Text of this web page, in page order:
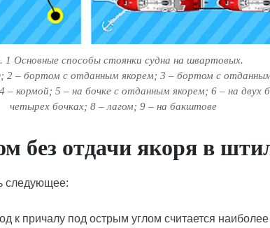
1 Основные способы стоянки судна на швартовых.
2 – бортом с отданным якорем; 3 – бортом с
– кормой; 5 – на бочке с отданным якорем; 6 – на двух
четырех бочках; 8 – лагом; 9 – на бакштове
без отдачи якоря в
следующее:
к причалу под ост­рым углом считается